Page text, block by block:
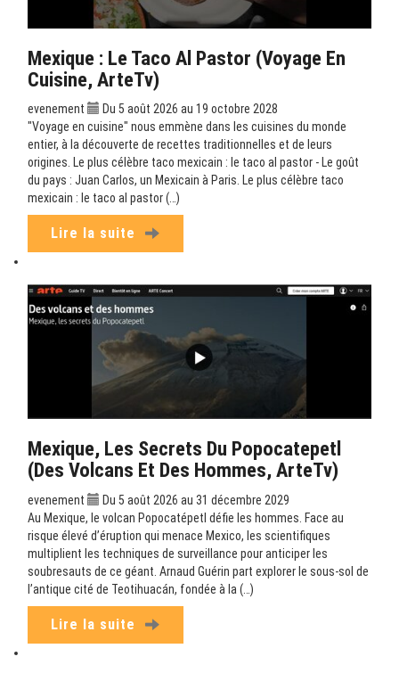
Mexique : Le Taco Al Pastor (Voyage En
Cuisine, ArteTv)
evenement
Du 5 août 2026 au 19 octobre 2028
"Voyage en cuisine" nous emmène dans les cuisines du monde
entier, à la découverte de recettes traditionnelles et de leurs
origines. Le plus célèbre taco mexicain : le taco al pastor - Le goût
du pays : Juan Carlos, un Mexicain à Paris. Le plus célèbre taco
mexicain : le taco al pastor (…)
Lire la suite
Mexique, Les Secrets Du Popocatepetl
(Des Volcans Et Des Hommes, ArteTv)
evenement
Du 5 août 2026 au 31 décembre 2029
Au Mexique, le volcan Popocatépetl défie les hommes. Face au
risque élevé d’éruption qui menace Mexico, les scientifiques
multiplient les techniques de surveillance pour anticiper les
soubresauts de ce géant. Arnaud Guérin part explorer le sous-sol de
l’antique cité de Teotihuacán, fondée à la (…)
Lire la suite